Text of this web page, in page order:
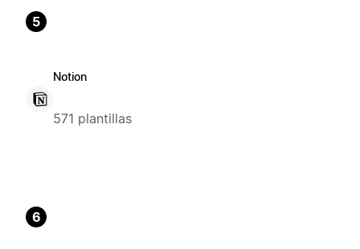
5
Notion
571 plantillas
6